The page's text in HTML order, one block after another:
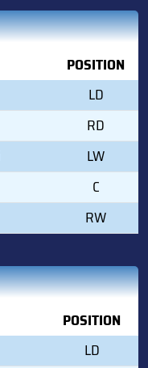
POSITION
LD
RD
LW
C
RW
POSITION
LD